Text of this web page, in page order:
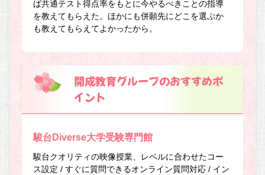
ば共通テスト得点率をもとに今やるべきことの指導
を教えてもらえた。ほかにも併願先にどこを選ぶか
も教えてもらえてよかったから。
開成教育グループのおすすめポ
イント
駿台Diverse大学受験専門館
駿台クオリティの映像授業、レベルに合わせたコー
ス設定 / すぐに質問できるオンライン質問対応 / イン